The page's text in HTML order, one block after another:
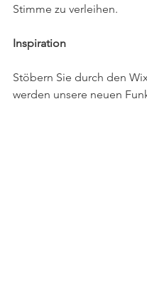
Stimme zu verleihen.
Inspiration
Stöbern Sie durch den
werden unsere neuen